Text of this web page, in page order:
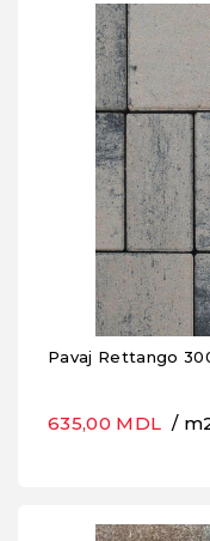
Pavaj Rettango
635,00 MDL /